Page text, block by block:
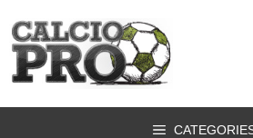
contenuto